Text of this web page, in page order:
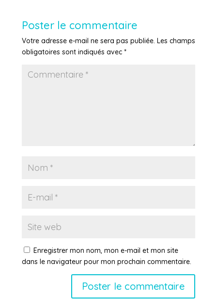
Poster le commentaire
Votre adresse e-mail ne sera pas publiée. Les champs
obligatoires sont indiqués avec *
Enregistrer mon nom, mon e-mail et mon site
dans le navigateur pour mon prochain commentaire.